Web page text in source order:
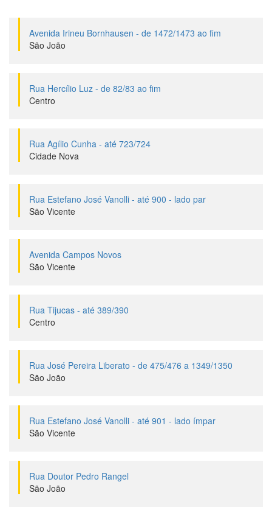
Avenida Irineu Bornhausen - de 1472/1473 ao fim
São João
Rua Hercílio Luz - de 82/83 ao fim
Centro
Rua Agílio Cunha - até 723/724
Cidade Nova
Rua Estefano José Vanolli - até 900 - lado par
São Vicente
Avenida Campos Novos
São Vicente
Rua Tijucas - até 389/390
Centro
Rua José Pereira Liberato - de 475/476 a 1349/1350
São João
Rua Estefano José Vanolli - até 901 - lado ímpar
São Vicente
Rua Doutor Pedro Rangel
São João